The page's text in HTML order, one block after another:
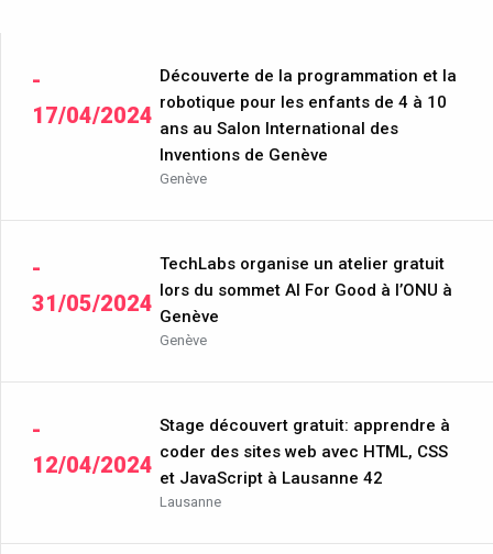
-
17/04/2024
Découverte de la programmation et la
robotique pour les enfants de 4 à 10
ans au Salon International des
Inventions de Genève
Genève
-
31/05/2024
TechLabs organise un atelier gratuit
lors du sommet AI For Good à l’ONU à
Genève
Genève
-
12/04/2024
Stage découvert gratuit: apprendre à
coder des sites web avec HTML, CSS
et JavaScript à Lausanne 42
Lausanne